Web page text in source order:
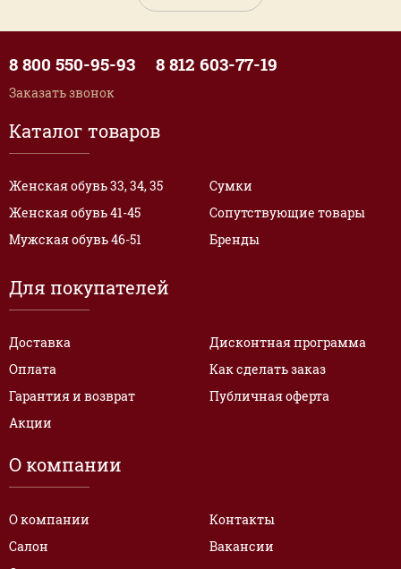
Каталог товаров
Женская обувь 33, 34, 35
Женская обувь 41-45
Мужская обувь 46-51
Сумки
Сопутствующие товары
Бренды
Для покупателей
Доставка
Оплата
Гарантия и возврат
Акции
Дисконтная программа
Как сделать заказ
Публичная оферта
О компании
О компании
Салон
Контакты
Вакансии
8 800 550-95-93 8 812 603-77-19
Заказать звонок